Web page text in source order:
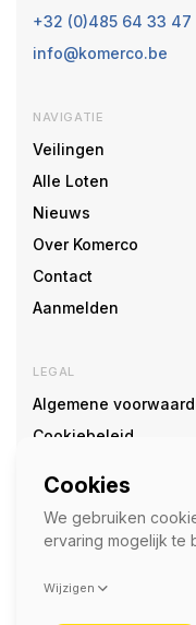
+32 (0)485 64 33 47
info@komerco.be
NAVIGATIE
Veilingen
Alle Loten
Nieuws
Over Komerco
Contact
Aanmelden
LEGAL
Algemene
Cookiebeleid
SOCIAL